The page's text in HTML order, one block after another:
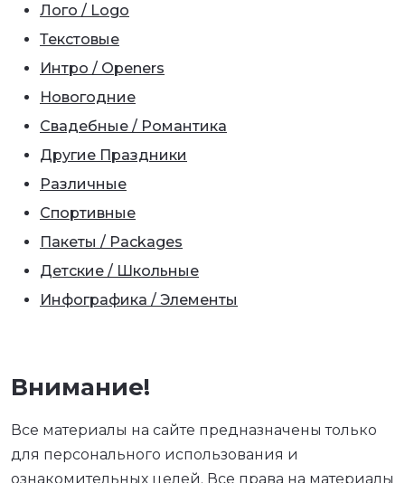
Лого / Logo
Текстовые
Интро / Openers
Новогодние
Свадебные / Романтика
Другие Праздники
Различные
Спортивные
Пакеты / Packages
Детские / Школьные
Инфографика / Элементы
Внимание!
Все материалы на сайте предназначены только
для персонального использования и
ознакомительных целей. Все права на материалы